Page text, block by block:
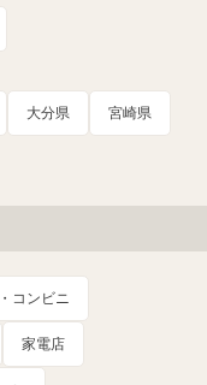
大分県 宮崎県
コンビニ
家電店